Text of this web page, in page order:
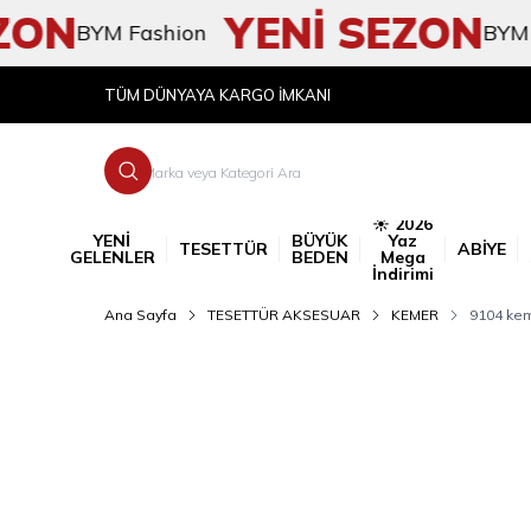
BYM Fashion YENİ SEZONBYM
TÜM DÜNYAYA KARGO İMKANI
YENİ
GELENLER TESETTÜR BÜYÜK
BEDEN
☀️ 2026
Yaz
Mega
İndirimi
ABİYE
Ana Sayfa TESETTÜR AKSESUAR KEMER 9104